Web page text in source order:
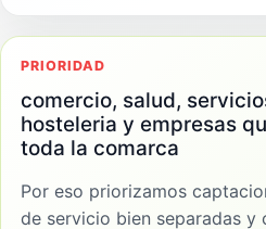
PRIORIDAD
comercio, salud,
hosteleria y empresas
toda la comarca
Por eso priorizamos
de servicio bien separadas y